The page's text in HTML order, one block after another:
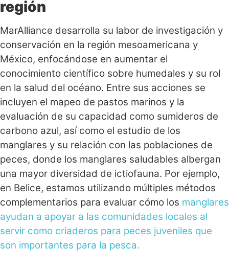
región
MarAlliance desarrolla su labor de investigación y
conservación en la región mesoamericana y
México, enfocándose en aumentar el
conocimiento científico sobre humedales y su rol
en la salud del océano. Entre sus acciones se
incluyen el mapeo de pastos marinos y la
evaluación de su capacidad como sumideros de
carbono azul, así como el estudio de los
manglares y su relación con las poblaciones de
peces, donde los manglares saludables albergan
una mayor diversidad de ictiofauna. Por ejemplo,
en Belice, estamos utilizando múltiples métodos
complementarios para evaluar cómo los manglares
ayudan a apoyar a las comunidades locales al
servir como criaderos para peces juveniles que
son importantes para la pesca.